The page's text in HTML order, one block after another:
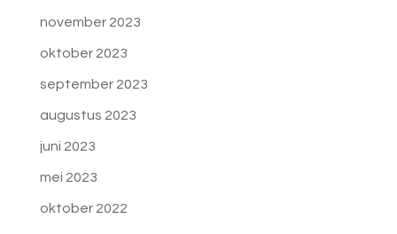
november 2023
oktober 2023
september 2023
augustus 2023
juni 2023
mei 2023
oktober 2022